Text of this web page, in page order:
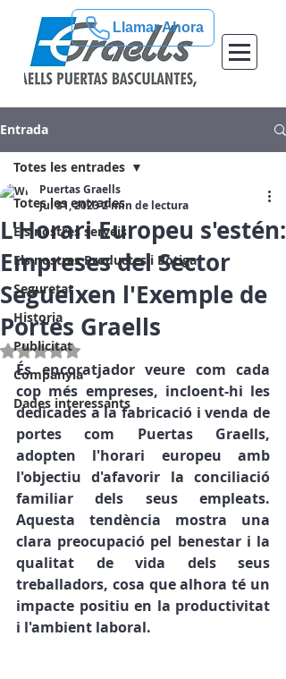
Llamar Ahora
Entrada
Totes les entrades
Els nostres serveis
Els nostres Productes i Botiga
Seguretat
Historia
Publicitat
Companyia
Dades interessants
Totes les entrades
L'Horari Europeu s'estén:
Empreses del Sector
Segueixen l'Exemple de
Portes Graells
Puertas Graells
Jul 31, 20232 min de lectura
Puntuat amb NaN de 5 estrelles.
És encoratjador veure com cada
cop més empreses, incloent-hi les
dedicades a la fabricació i venda de
portes com Puertas Graells,
adopten l'horari europeu amb
l'objectiu d'afavorir la conciliació
familiar dels seus empleats.
Aquesta tendència mostra una
clara preocupació pel benestar i la
qualitat de vida dels seus
treballadors, cosa que alhora té un
impacte positiu en la productivitat
i l'ambient laboral.